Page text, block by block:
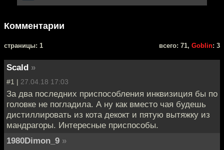
Комментарии
cтраницы: 1 всего: 71, Goblin: 3
Scald »
#1 | 27.04.18 17:03
За два последних приспособления инквизиция бы по
головке не погладила. А ну как вместо чая будешь
дистиллировать из кота декокт и пятую вытяжку из
мандрагоры. Интересные приспособы.
1980Dimon_9 »